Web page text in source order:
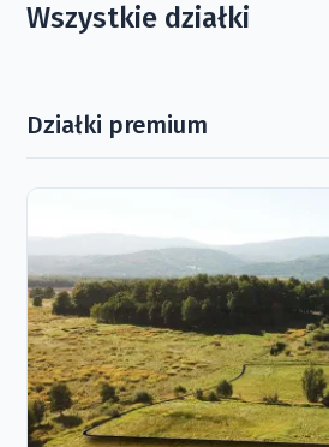
Wszystkie działki
Działki premium